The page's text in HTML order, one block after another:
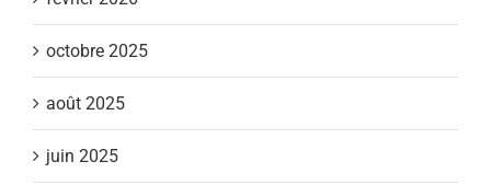
octobre 2025
août 2025
juin 2025